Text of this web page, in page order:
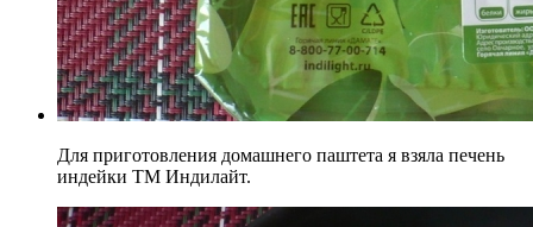
Для приготовления домашнего паштета я взяла печень
индейки ТМ Индилайт.